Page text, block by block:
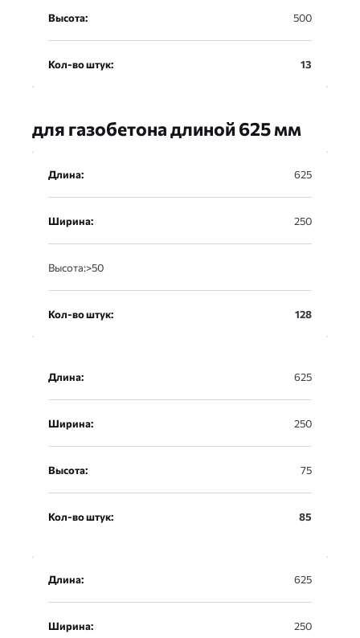
Высота: 500
Кол-во штук: 13
для газобетона длиной 625 мм
Длина
Ширина
Высота
Кол-во штук
Длина: 625
Ширина: 250
Высота:>50
Кол-во штук: 128
Длина: 625
Ширина: 250
Высота: 75
Кол-во штук: 85
Длина: 625
Ширина: 250